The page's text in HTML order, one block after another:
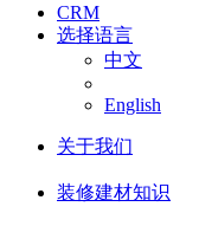
CRM
选择语言
中文
English
关于我们
装修建材知识